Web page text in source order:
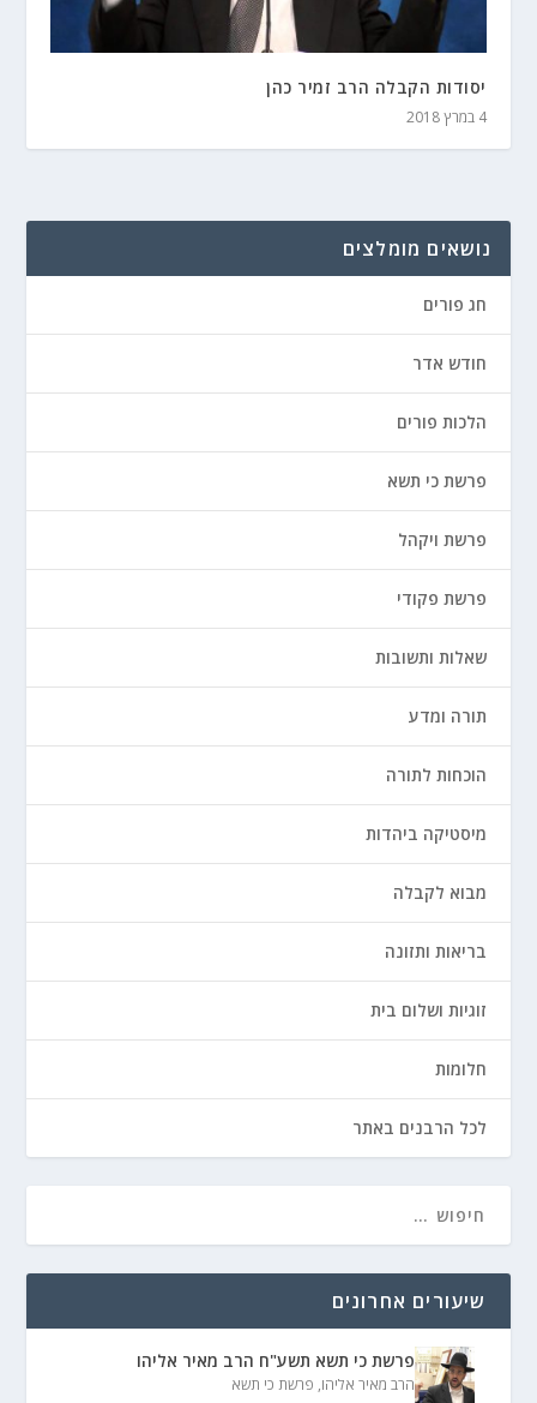
יסודות הקבלה הרב זמיר כהן
4 במרץ 2018
נושאים מומלצים
חג פורים
חודש אדר
הלכות פורים
פרשת כי תשא
פרשת ויקהל
פרשת פקודי
שאלות ותשובות
תורה ומדע
הוכחות לתורה
מיסטיקה ביהדות
מבוא לקבלה
בריאות ותזונה
זוגיות ושלום בית
חלומות
לכל הרבנים באתר
שיעורים אחרונים
פרשת כי תשא תשע"ח הרב מאיר אליהו
הרב מאיר אליהו, פרשת כי תשא